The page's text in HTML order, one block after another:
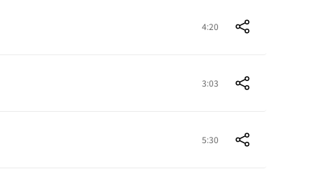
4:20
3:03
5:30